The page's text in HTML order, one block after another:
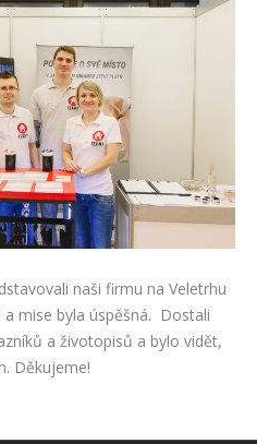
naši firmu na Veletrhu
mise byla úspěšná. Dostali
a životopisů a bylo vidět,
Děkujeme!